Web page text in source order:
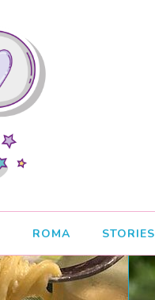
ROMA STORIES